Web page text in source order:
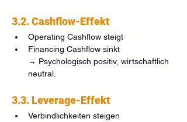
3.2. Cashflow-Effekt
Operating Cashflow steigt
Financing Cashflow sinkt
→ Psychologisch positiv, wirtschaftlich
neutral.
3.3. Leverage-Effekt
Verbindlichkeiten steigen